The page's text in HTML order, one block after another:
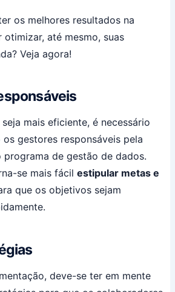
os melhores resultados na
otimizar, até mesmo, suas
Veja agora!
mais eficiente, é necessário
gestores responsáveis pela
programa de gestão de dados.
se mais fácil estipular metas e
que os objetivos sejam
deve-se ter em mente